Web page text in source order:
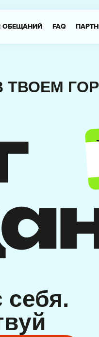
FAQ
ОБЕЩАНИЙ
ТВОЕМ
себя.